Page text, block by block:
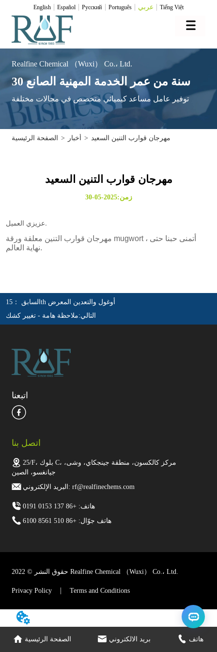
English Español Pусский Português عربي Tiếng Việt
Realfine Chemical （Wuxi） Co.، Ltd.
30 سنة من عمر الخدمة المهنية الصانع
توفير عامل مساعد كيميائي متخصص في مجالات مختلفة
الصفحة الرئيسية > أخبار > مهرجان قوارب التنين السعيد
مهرجان قوارب التنين السعيد
زمن:2025-05-30
السابق ：
15th أوغول والتعدين المعرض
التالي:ملاحظة هامة - تغيير كشك
الصفحة الرئيسية بريد الالكتروني هاتف
اتبعنا
اتصل بنا
25/F، بلوك C، مركز كالكسون، منطقة جينجكاي، وشى،
جيانغسو، الصين
البريد الإلكتروني: rf@realfinechems.com
هاتف: +86 137 0153 0191
هاتف جوّال: +86 510 8561 6100
حقوق النشر © 2022 Realfine Chemical （Wuxi） Co.، Ltd.
Privacy Policy Terms and Conditions
// 引用您的插件链接// 给google上报chat_started事件